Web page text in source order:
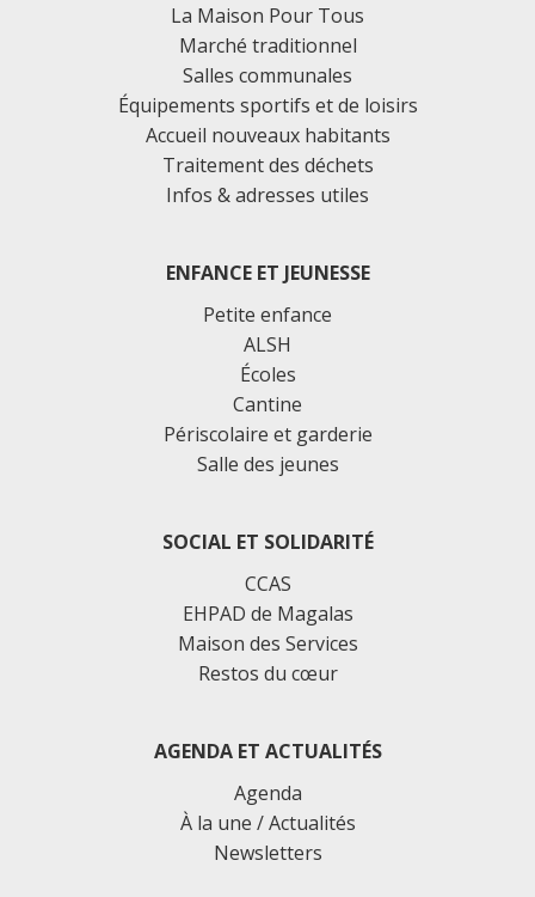
La Maison Pour Tous
Marché traditionnel
Salles communales
Équipements sportifs et de loisirs
Accueil nouveaux habitants
Traitement des déchets
Infos & adresses utiles
ENFANCE ET JEUNESSE
Petite enfance
ALSH
Écoles
Cantine
Périscolaire et garderie
Salle des jeunes
SOCIAL ET SOLIDARITÉ
CCAS
EHPAD de Magalas
Maison des Services
Restos du cœur
AGENDA ET ACTUALITÉS
Agenda
À la une / Actualités
Newsletters